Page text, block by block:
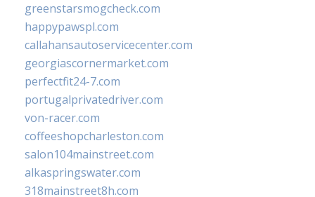
greenstarsmogcheck.com
happypawspl.com
callahansautoservicecenter.com
georgiascornermarket.com
perfectfit24-7.com
portugalprivatedriver.com
von-racer.com
coffeeshopcharleston.com
salon104mainstreet.com
alkaspringswater.com
318mainstreet8h.com